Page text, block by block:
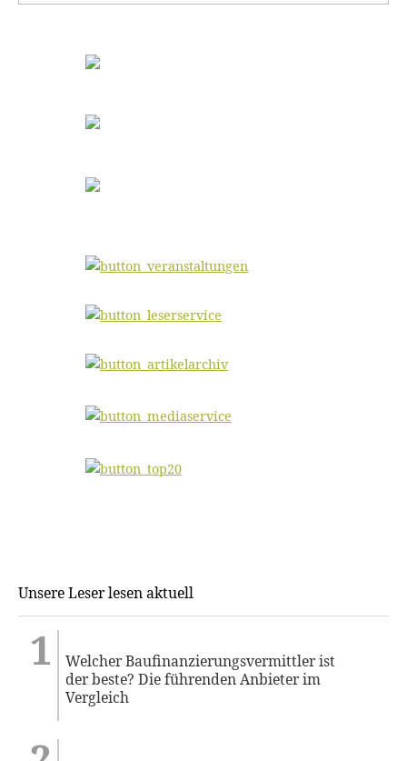
Unsere Leser lesen aktuell
Welcher Baufinanzierungsvermittler ist
der beste? Die führenden Anbieter im
Vergleich